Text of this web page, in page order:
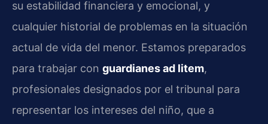
su estabilidad financiera y emocional, y
cualquier historial de problemas en la situación
actual de vida del menor. Estamos preparados
para trabajar con guardianes ad litem,
profesionales designados por el tribunal para
representar los intereses del niño, que a